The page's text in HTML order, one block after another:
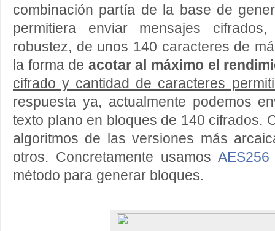
combinación partía de la base de
permitiera enviar mensajes
robustez, de unos 140 caracteres de
la forma de acotar al máximo el
cifrado y cantidad de caracteres
respuesta ya, actualmente podemos
texto plano en bloques de 140 cifrados.
algoritmos de las versiones más
otros. Concretamente usamos AES256
método para generar bloques.